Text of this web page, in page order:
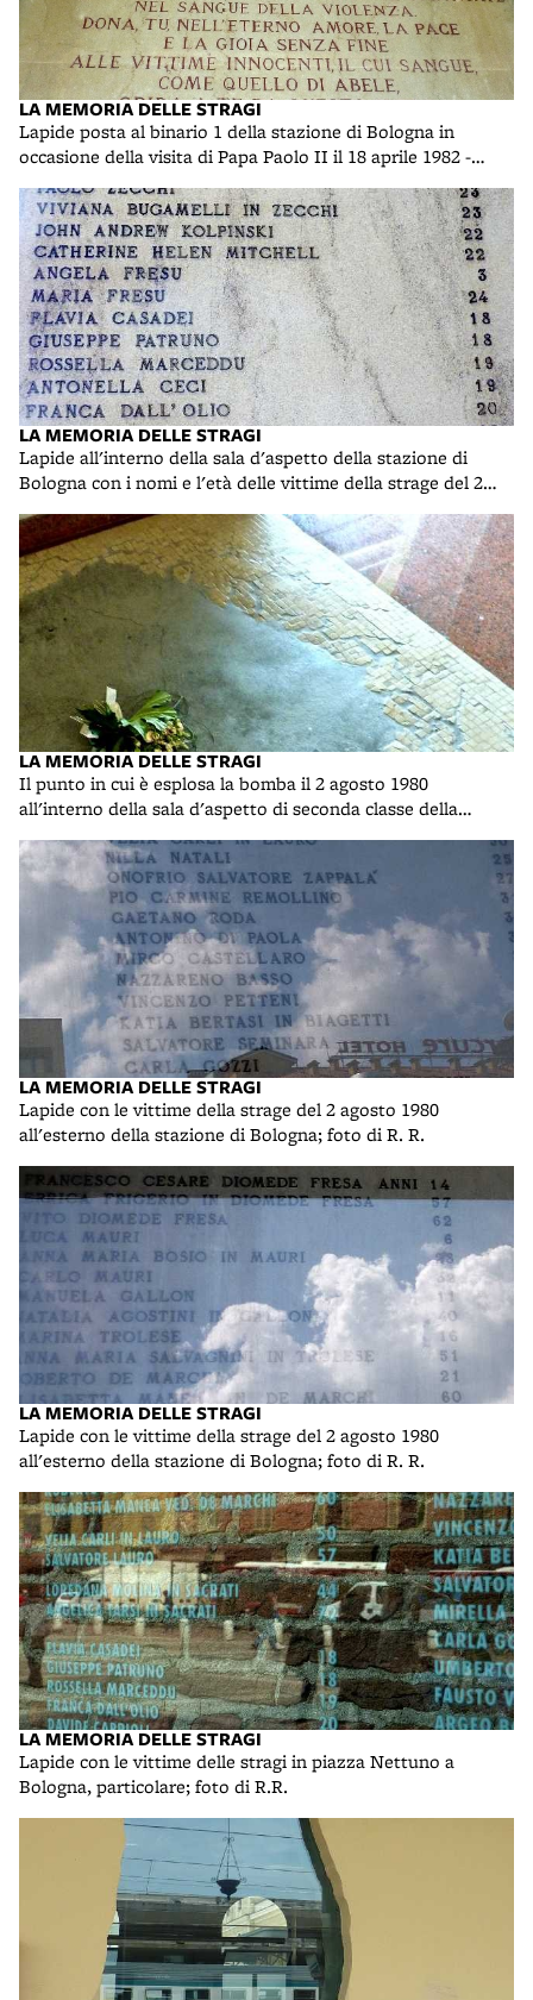
LA MEMORIA DELLE STRAGI
Lapide posta al binario 1 della stazione di Bologna in
occasione della visita di Papa Paolo II il 18 aprile 1982 -
LA MEMORIA DELLE STRAGI
Lapide all'interno della sala d'aspetto della stazione di
Bologna con i nomi e l'età delle vittime della strage del 2
LA MEMORIA DELLE STRAGI
Il punto in cui è esplosa la bomba il 2 agosto 1980
all'interno della sala d'aspetto di seconda classe della
LA MEMORIA DELLE STRAGI
Lapide con le vittime della strage del 2 agosto 1980
all'esterno della stazione di Bologna; foto di R. R.
LA MEMORIA DELLE STRAGI
Lapide con le vittime della strage del 2 agosto 1980
all'esterno della stazione di Bologna; foto di R. R.
LA MEMORIA DELLE STRAGI
Lapide con le vittime delle stragi in piazza Nettuno a
Bologna, particolare; foto di R.R.